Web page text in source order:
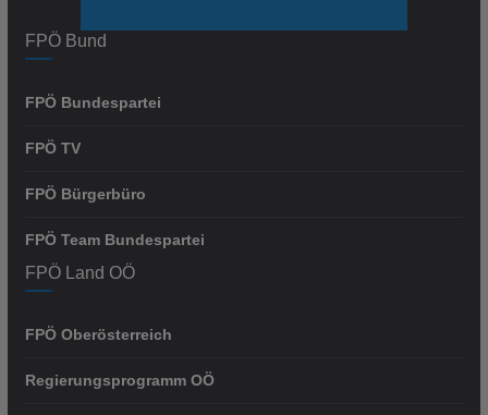
FPÖ Bund
FPÖ Bundespartei
FPÖ TV
FPÖ Bürgerbüro
FPÖ Team Bundespartei
FPÖ Land OÖ
FPÖ Oberösterreich
Regierungsprogramm OÖ